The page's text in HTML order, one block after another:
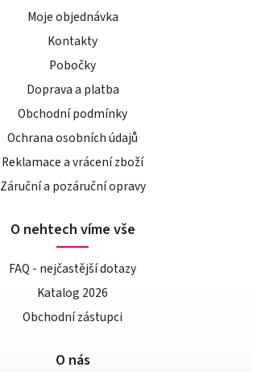
Moje objednávka
Kontakty
Pobočky
Doprava a platba
Obchodní podmínky
Ochrana osobních údajů
Reklamace a vrácení zboží
Záruční a pozáruční opravy
O nehtech víme vše
FAQ - nejčastější dotazy
Katalog 2026
Obchodní zástupci
O nás